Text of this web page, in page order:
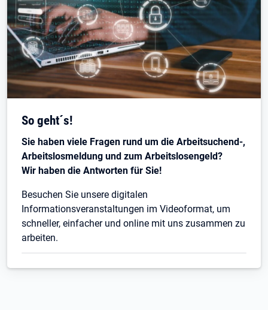
So geht´s!
Sie haben viele Fragen rund um die Arbeitsuchend-,
Arbeitslosmeldung und zum Arbeitslosengeld?
Wir haben die Antworten für Sie!
Besuchen Sie unsere digitalen
Informationsveranstaltungen im Videoformat, um
schneller, einfacher und online mit uns zusammen zu
arbeiten.